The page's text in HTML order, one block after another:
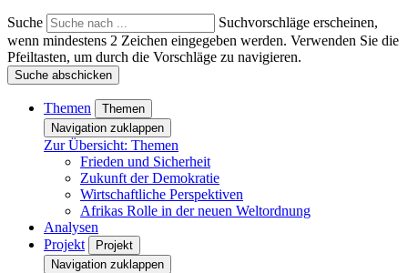
Suche
Suchvorschläge erscheinen,
wenn mindestens 2 Zeichen eingegeben werden. Verwenden Sie die
Pfeiltasten, um durch die Vorschläge zu navigieren.
Suche abschicken
Themen
Themen
Navigation zuklappen
Zur Übersicht: Themen
Frieden und Sicherheit
Zukunft der Demokratie
Wirtschaftliche Perspektiven
Afrikas Rolle in der neuen Weltordnung
Analysen
Projekt
Projekt
Navigation zuklappen